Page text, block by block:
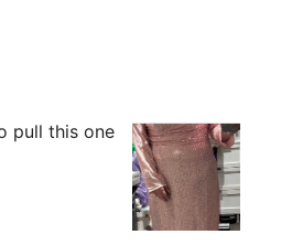
pull this one